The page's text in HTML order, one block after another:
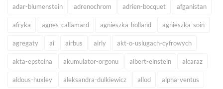
adar-blumenstein adrenochrom adrien-bocquet afganistan
afryka agnes-callamard agnieszka-holland agnieszka-soin
agregaty ai airbus airly akt-o-uslugach-cyfrowych
akta-epsteina akumulator-orgonu albert-einstein alcaraz
aldous-huxley aleksandra-dulkiewicz allod alpha-ventus